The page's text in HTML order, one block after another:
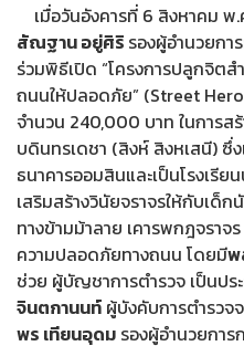
เมื่อวันอังคารที่ 6 สิงหาคม พ
สัณฐาน อยู่ศิริ รองผู้อำนวยก
ร่วมพิธีเปิด “โครงการปลูกจิตส
ถนนให้ปลอดภัย” (Street
จำนวน 240,000 บาท ในการส
บดินทรเดชา (สิงห์ สิงหเสนี) ซึ่ง
ธนาคารออมสินและเป็นโรงเรีย
เสริมสร้างวินัยจราจรให้กับเด็
ทางข้ามม้าลาย เคารพกฎจราจ
ความปลอดภัยทางถนน โดยมีพ
ช่วย ผู้บัญชาการตำรวจ เป็นปร
จินตกานนท์ ผู้บังคับการตำรวจ
พร เทียนอุดม รองผู้อำนวยการ